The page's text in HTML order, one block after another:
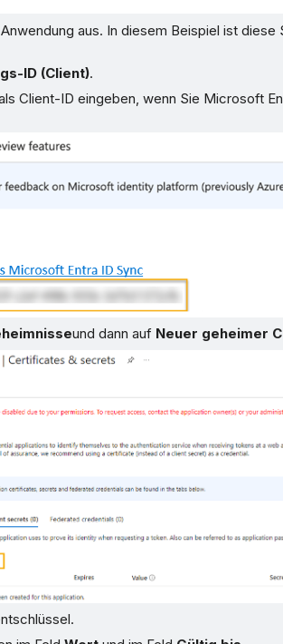
aus. In diesem Beispiel ist diese
ID (Client).
Client-ID eingeben, wenn Sie Microsoft
und dann auf Neuer geheimer